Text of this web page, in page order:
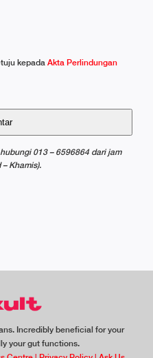
kepada Akta Perlindungan
013 – 6596864 dari jam
Khamis).
Incredibly beneficial for your
your gut functions.